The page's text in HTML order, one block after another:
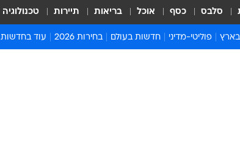
סלבס כסף אוכל בריאות תיירות טכנולוגיה
פוליטי-מדיני חדשות בעולם בחירות 2026 עוד בחדשות